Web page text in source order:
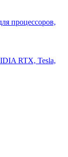
процессоров,
RTX, Tesla,